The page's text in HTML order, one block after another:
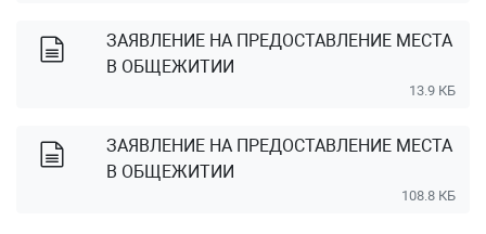
ЗАЯВЛЕНИЕ НА ПРЕДОСТАВЛЕНИЕ МЕСТА
В ОБЩЕЖИТИИ
13.9 КБ
ЗАЯВЛЕНИЕ НА ПРЕДОСТАВЛЕНИЕ МЕСТА
В ОБЩЕЖИТИИ
108.8 КБ